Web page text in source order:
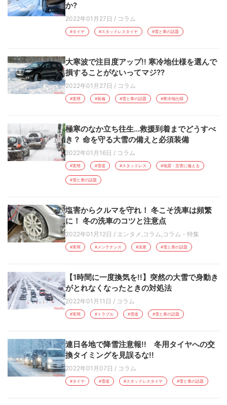
か?
2022年01月27日 / コラム
#タイヤ #スタッドレスタイヤ #雪と車の話題
大寒波で注目度アップ!! 寒冷地仕様を選んで
損することがないってマジ??
2022年01月27日 / コラム
#実用 #装備 #雪と車の話題 #寒冷地仕様
極寒のなか立ち往生…救援到着までどうすべ
き？ 命を守る大雪の備えと必須装備
2022年01月16日 / コラム
#実用 #雪道 #スタッドレス #地震・災害に備える
#雪と車の話題
塩害からクルマを守れ！ 冬こそ洗車は頻繁
に！ 冬の洗車のコツと注意点
2022年01月12日 / エンタメ , コラム, コラム・特集
#実用 #メンテナンス #洗車 #雪と車の話題
【1時間に一度換気を!!】突然の大雪で身動き
がとれなくなったときの対処法
2022年01月11日 / コラム
#実用 #トラブル #雪道 #雪と車の話題
連日各地で降雪注意報!! 冬用タイヤへの交
換タイミングを見誤るな!!
2022年01月07日 / コラム
#タイヤ #雪道 #スタッドレスタイヤ #雪と車の話題